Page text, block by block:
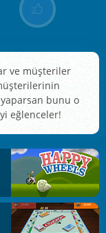
ve müşteriler
bunu o
eğlenceler!